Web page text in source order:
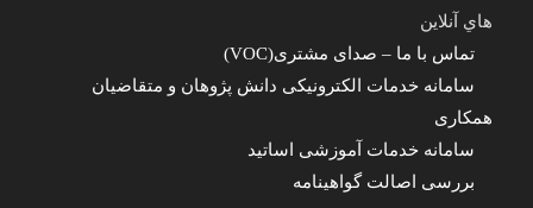
هاي آنلاين
تماس با ما – صدای مشتری(VOC)
سامانه خدمات الکترونیکی دانش پژوهان و متقاضیان
همکاری
سامانه خدمات آموزشی اساتید
بررسی اصالت گواهینامه